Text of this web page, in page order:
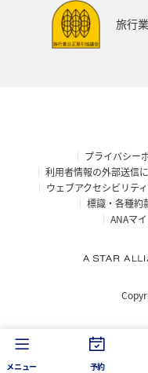
旅行
プライバシー
利用者情報の外部送信
ウェブアクセシビリテ
標識・各種約
ANAマ
メニュー 予約